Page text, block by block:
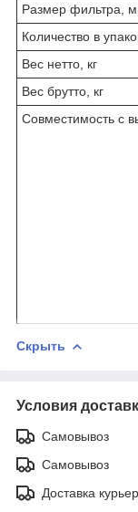
Размер фильтра,
Количество в
Вес нетто, кг
Вес брутто, кг
Совместимость с
Скрыть
Условия
Самовывоз
Самовывоз
Доставка